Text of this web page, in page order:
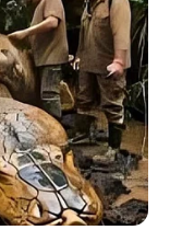
Affiliate-
gebucht oder
ohne dass sich